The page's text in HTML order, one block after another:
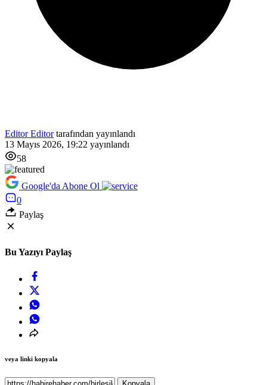
Editor Editortarafından yayınlandı
13 Mayıs 2026, 19:22 yayınlandı
58
Google'da Abone Ol
0
Paylaş
Bu Yazıyı Paylaş
veya linki kopyala